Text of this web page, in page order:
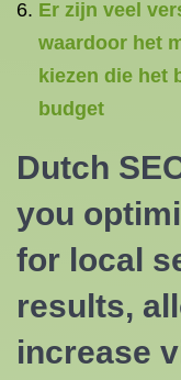
Er zijn veel
waardoor het
kiezen die het
budget
Dutch
you
for local
results,
increase